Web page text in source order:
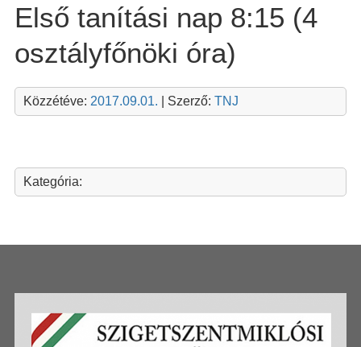
Első tanítási nap 8:15 (4
osztályfőnöki óra)
Közzétéve: 2017.09.01. | Szerző: TNJ
Kategória: